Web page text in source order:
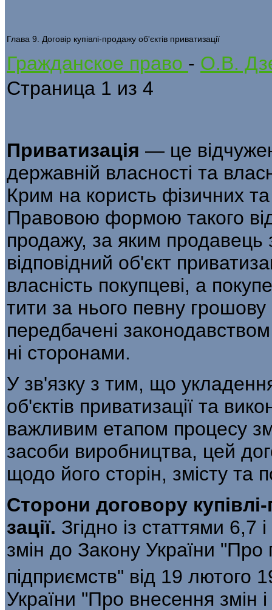
Глава 9. Договір купівлі-продажу об'єктів приватизації
Гражданское право - О.В.
Страница 1 из 4
Приватизація — це
державній власності та
Крим на користь фізичних
Правовою формою такого
продажу, за яким продавець
відповідний об'єкт
власність покупцеві, а
тити за нього певну
передбачені
ні сторонами.
У зв'язку з тим, що
об'єктів приватизації та
важливим етапом процесу
засоби виробництва, цей
щодо його сторін, змісту та
Сторони договору купівлі-
зації. Згідно із статтями
змін до Закону України
підприємств" від 19 лютого
України "Про внесення змін